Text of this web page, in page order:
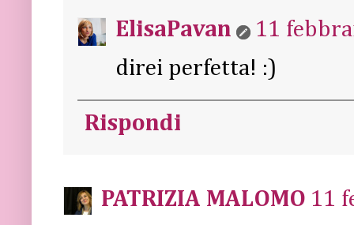
ElisaPavan
11
direi perfetta! :)
Rispondi
PATRIZIA MALOMO 11